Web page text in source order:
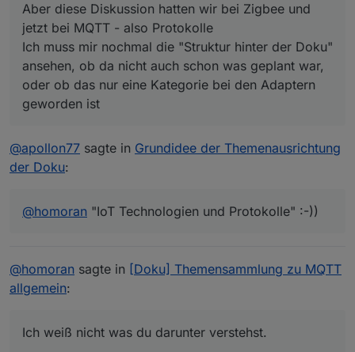
Aber diese Diskussion hatten wir bei Zigbee und
jetzt bei MQTT - also Protokolle
Ich muss mir nochmal die "Struktur hinter der Doku"
ansehen, ob da nicht auch schon was geplant war,
oder ob das nur eine Kategorie bei den Adaptern
geworden ist
@apollon77 sagte in Grundidee der Themenausrichtung
der Doku:
@homoran "IoT Technologien und Protokolle" :-))
@homoran sagte in [Doku] Themensammlung zu MQTT
allgemein:
Ich weiß nicht was du darunter verstehst.